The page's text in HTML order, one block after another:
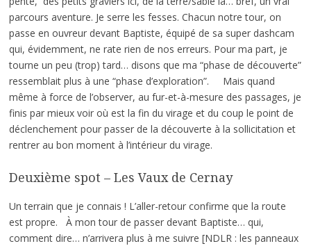
parcours aventure. Je serre les fesses. Chacun notre tour, on
passe en ouvreur devant Baptiste, équipé de sa super dashcam
qui, évidemment, ne rate rien de nos erreurs. Pour ma part, je
tourne un peu (trop) tard… disons que ma “phase de découverte”
ressemblait plus à une “phase d’exploration”. Mais quand
même à force de l’observer, au fur-et-à-mesure des passages, je
finis par mieux voir où est la fin du virage et du coup le point de
déclenchement pour passer de la découverte à la sollicitation et
rentrer au bon moment à l’intérieur du virage.
Deuxième spot – Les Vaux de Cernay
Un terrain que je connais ! L’aller-retour confirme que la route
est propre. À mon tour de passer devant Baptiste… qui,
comment dire… n’arrivera plus à me suivre [NDLR : les panneaux